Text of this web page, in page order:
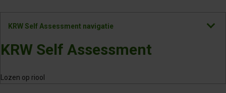
naar
Bekijk
KRW Self Assessment navigatie
KRW Self Assessment
Lozen op riool